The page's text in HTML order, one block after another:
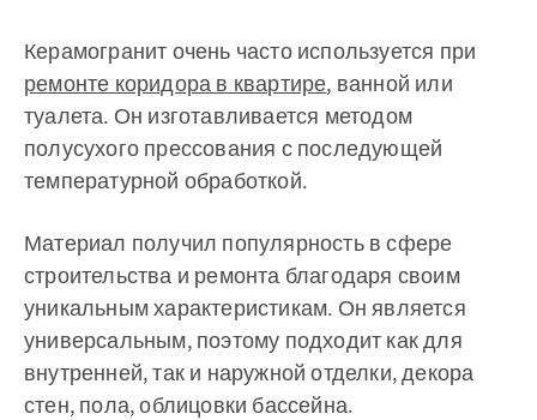
Керамогранит очень часто используется при
ремонте коридора в квартире, ванной или
туалета. Он изготавливается методом
полусухого прессования с последующей
температурной обработкой.
Материал получил популярность в сфере
строительства и ремонта благодаря своим
уникальным характеристикам. Он является
универсальным, поэтому подходит как для
внутренней, так и наружной отделки, декора
стен, пола, облицовки бассейна.